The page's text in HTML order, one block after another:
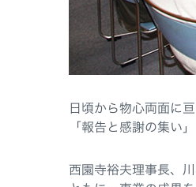
日頃から物心両面に
「報告と感謝の集い
西園寺裕夫理事長、